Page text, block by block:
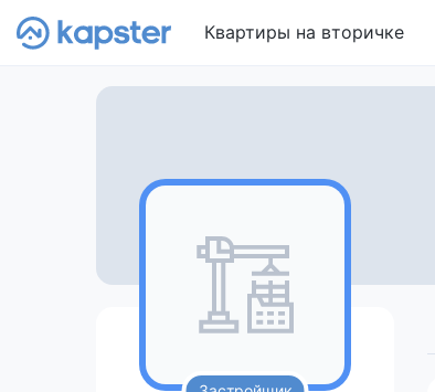
Квартиры на вторичке